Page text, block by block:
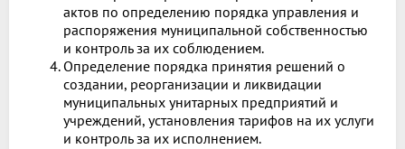
актов по определению порядка управления и
распоряжения муниципальной собственностью
и контроль за их соблюдением.
Определение порядка принятия решений о
создании, реорганизации и ликвидации
муниципальных унитарных предприятий и
учреждений, установления тарифов на их услуги
и контроль за их исполнением.